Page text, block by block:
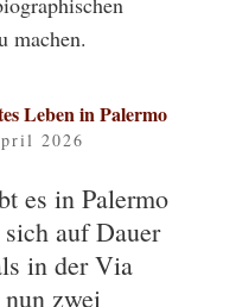
machen.
Leben in Palermo
2026
es in Palermo
auf Dauer
in der Via
zwei